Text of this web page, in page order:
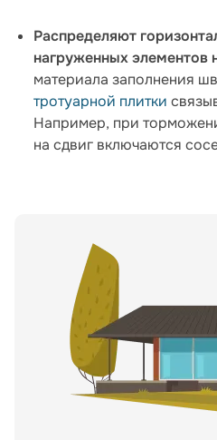
Распределяют
нагруженных элементов
материала заполнения
тротуарной плитки
Например, при
на сдвиг включаются